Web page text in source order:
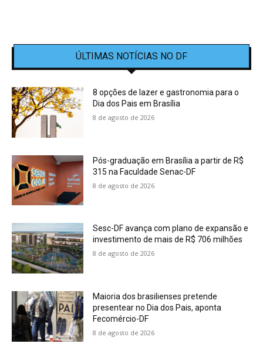
ÚLTIMAS NOTÍCIAS NO DF
8 opções de lazer e gastronomia para o
Dia dos Pais em Brasília
8 de agosto de 2026
Pós-graduação em Brasília a partir de R$
315 na Faculdade Senac-DF
8 de agosto de 2026
Sesc-DF avança com plano de expansão e
investimento de mais de R$ 706 milhões
8 de agosto de 2026
Maioria dos brasilienses pretende
presentear no Dia dos Pais, aponta
Fecomércio-DF
8 de agosto de 2026